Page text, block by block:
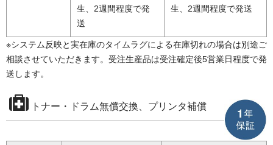
生、2週間程度で発
送
生、2週間程度で発送
※システム反映と実在庫のタイムラグによる在庫切れの場合は別途ご
相談させていただきます。受注生産品は受注確定後5営業日程度で発
送します。
トナー・ドラム無償交換、プリンタ補償